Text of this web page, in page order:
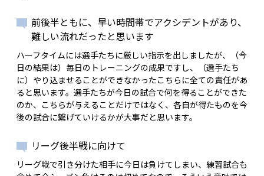
前後半ともに、早い時間帯でアクシデントがあり、
難しい流れだったと思います
ハーフタイムには選手たちに厳しい指示を出しましたが、（今
日の結果は）毎日のトレーニングの成果ですし、（選手たち
に）やり込ませることができなかったこちらに全ての責任があ
ると思います。選手たちが今日の試合で何を得ることができた
のか、こちらが与えることだけではなく、各自が得たものを今
後の試合に繋げていけるかが大事だと思います。
リーグ後半戦に向けて
リーグ戦で引き分けた相手に今日は負けてしまい、練習試合も